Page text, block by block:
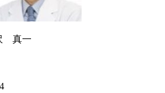
真一